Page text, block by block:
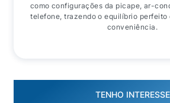
como configurações da picape, ar-
telefone, trazendo o equilíbrio perfeito
conveniência.
TENHO INTERESSE